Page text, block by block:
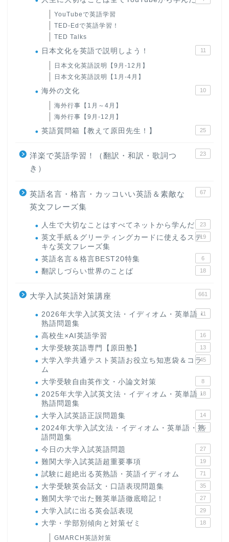
YouTubeで英語学習
TED-Edで英語学習！
TED Talks
日本文化を英語で説明しよう！ 11
日本文化英語説明【9月-12月】
日本文化英語説明【1月-4月】
海外の文化 10
海外行事【1月～4月】
海外行事【9月-12月】
英語質問箱【教えて原田先生！】 25
洋楽で英語学習！（翻訳・和訳・歌詞つ
き）
23
英語名言・格言・カッコいい英語＆素敵な
英文フレーズ集
67
人生で大切なことはすべてネットから学んだ 23
英文手紙＆グリーティングカードに使えるステ
キな英文フレーズ集
19
英語名言＆格言BEST20特集 6
翻訳しづらい世界のことば 18
大学入試英語対策講座 661
2026年大学入試英文法・イディオム・英単語・
熟語問題集
11
高校生×AI英語学習 16
大学受験英語専門【原田塾】 13
大学入学共通テスト英語お役立ち知恵袋＆コラ
ム
45
大学受験自由英作文・小論文対策 8
2025年大学入試英文法・イディオム・英単語・
熟語問題集
18
大学入試英語正誤問題集 14
2024年大学入試文法・イディオム・英単語・熟
語問題集
15
今日の大学入試英語問題 27
難関大学入試英語超重要事項 19
試験に超絶出る英熟語・英語イディオム 71
大学受験英会話文・口語表現問題集 35
難関大学で出た難英単語徹底暗記！ 27
大学入試に出る英会話表現 29
大学・学部別傾向と対策ゼミ 18
GMARCH英語対策